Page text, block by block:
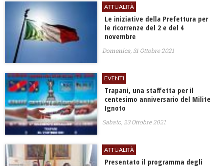
ATTUALITÀ
Le iniziative della Prefettura per
le ricorrenze del 2 e del 4
novembre
Domenica, 31 Ottobre 2021
EVENTI
Trapani, una staffetta per il
centesimo anniversario del Milite
Ignoto
Sabato, 23 Ottobre 2021
ATTUALITÀ
Presentato il programma degli